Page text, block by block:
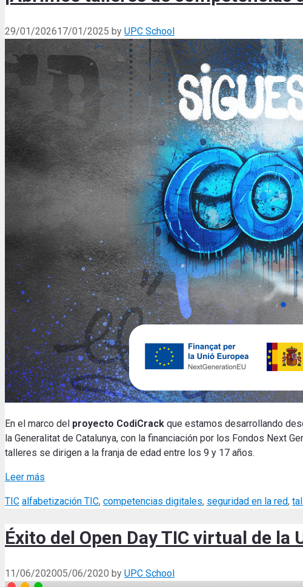
29/01/202617/01/2025 by UPC School
En el marco del proyecto CodiCrack que estamos desarrollando
la Generalitat de Catalunya, con la financiación por los Fondos Next
talleres se dirigen a la franja de edad entre los 9 y 17 años.
Leer más
Categories
TIC Tags
alfabetización TIC, competencias digitales, seguridad en la red,
Éxito del Open Day TIC virtual de la
11/06/202005/06/2020 by UPC School